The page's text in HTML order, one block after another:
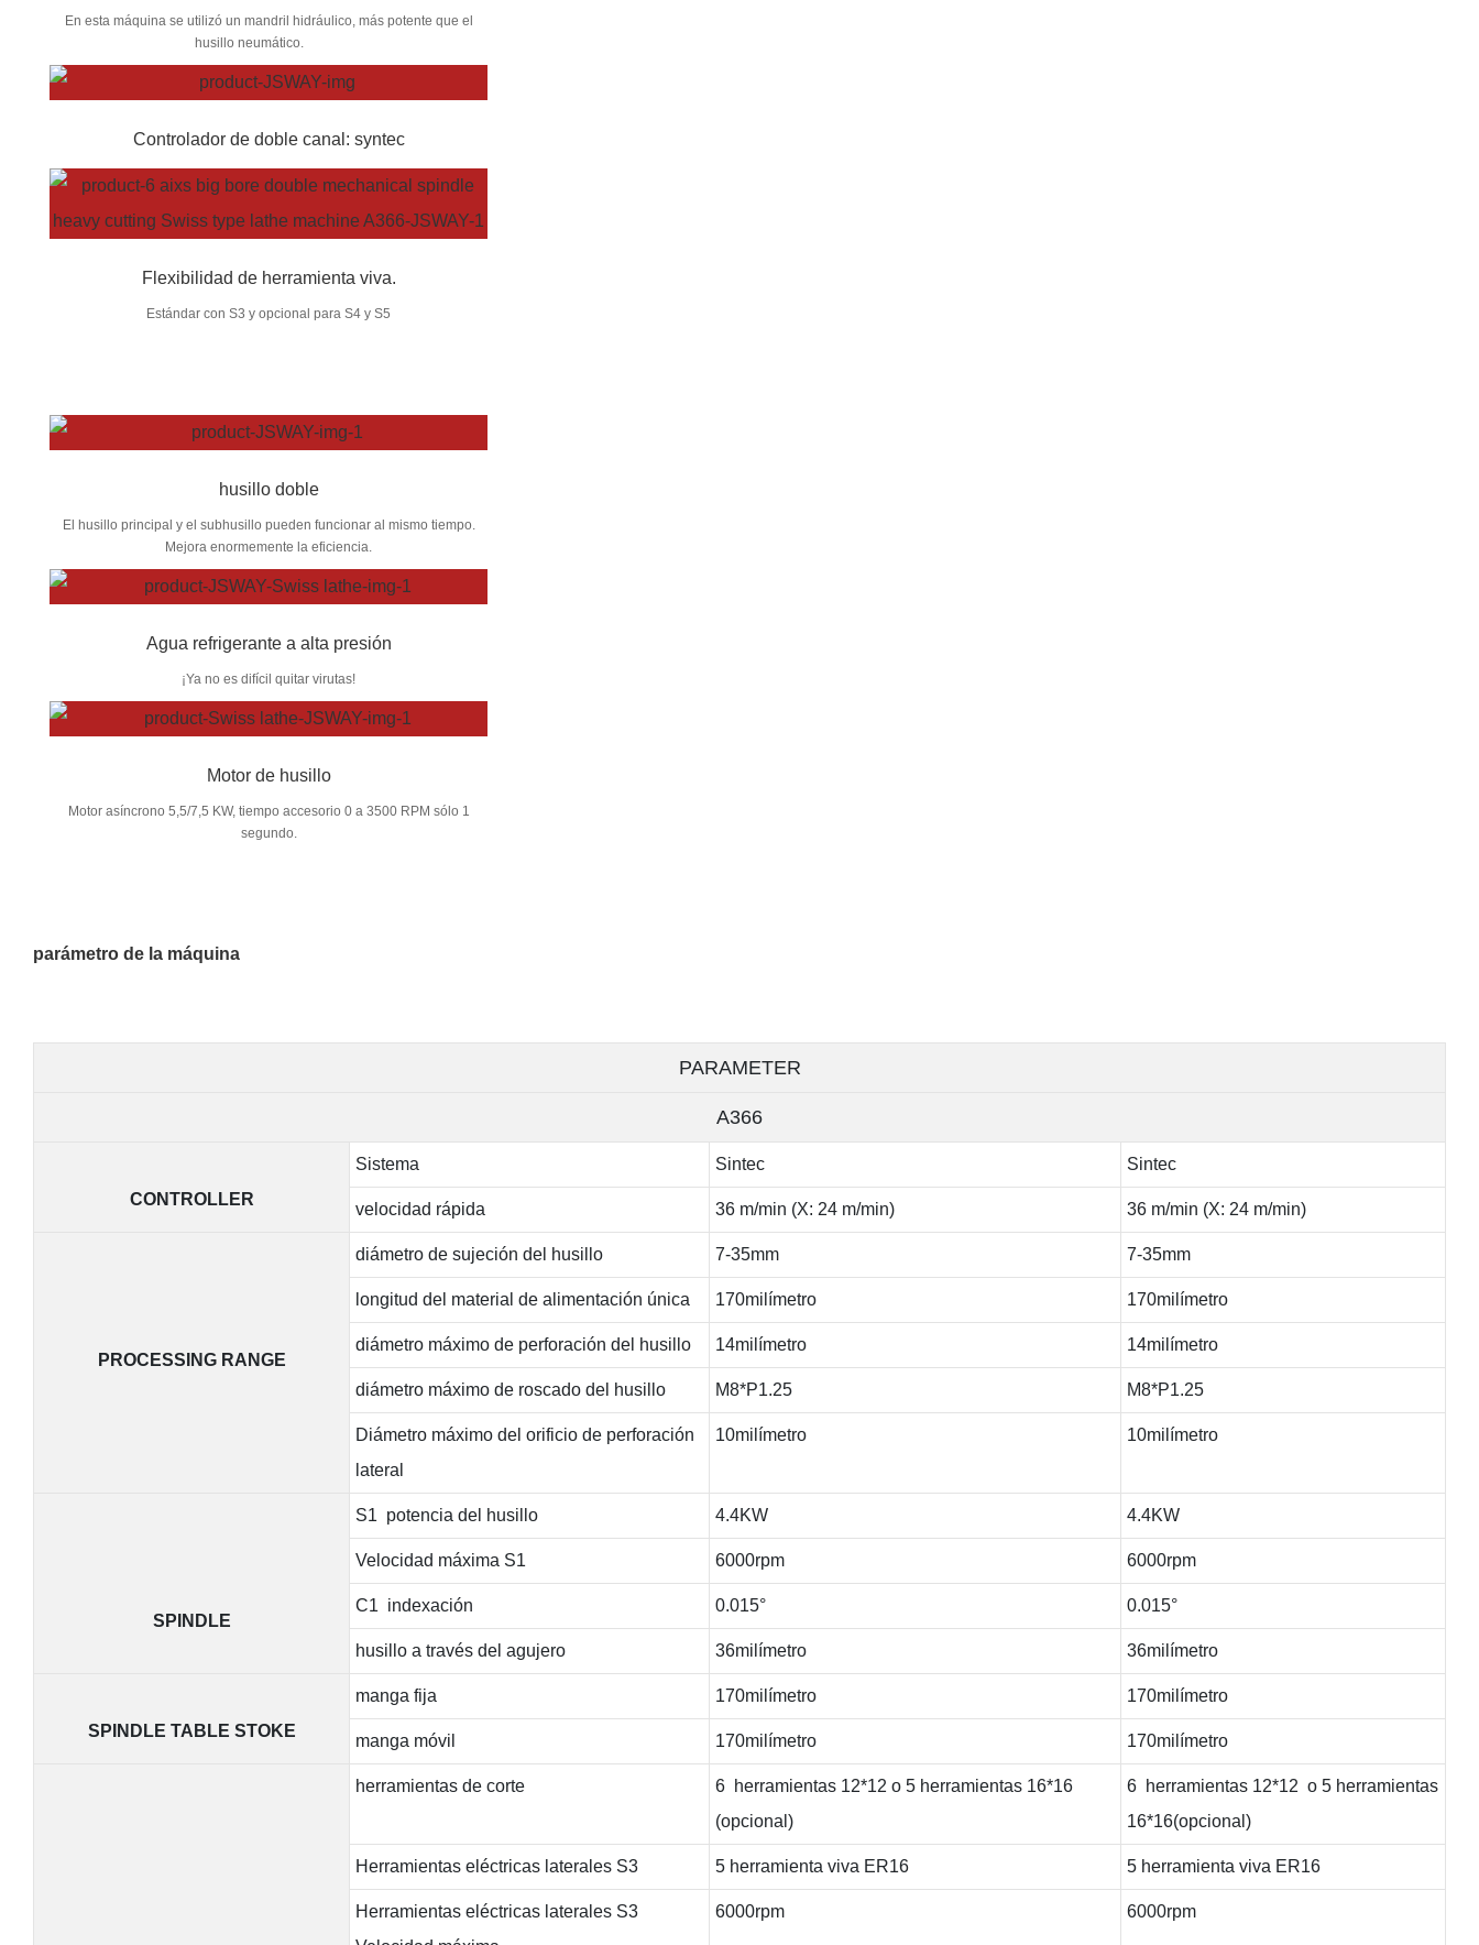
En esta máquina se utilizó un mandril hidráulico, más potente que el
husillo neumático.
Controlador de doble canal: syntec
Flexibilidad de herramienta viva.
Estándar con S3 y opcional para S4 y S5
husillo doble
El husillo principal y el subhusillo pueden funcionar al mismo tiempo.
Mejora enormemente la eficiencia.
Agua refrigerante a alta presión
¡Ya no es difícil quitar virutas!
Motor de husillo
Motor asíncrono 5,5/7,5 KW, tiempo accesorio 0 a 3500 RPM sólo 1
segundo.
parámetro de la máquina
PARAMETER
A366
CONTROLLER
Sistema Sintec Sintec
velocidad rápida 36 m/min (X: 24 m/min) 36 m/min (X: 24 m/min)
PROCESSING RANGE
diámetro de sujeción del husillo 7-35mm 7-35mm
longitud del material de alimentación única 170milímetro 170milímetro
diámetro máximo de perforación del husillo 14milímetro 14milímetro
diámetro máximo de roscado del husillo M8*P1.25 M8*P1.25
Diámetro máximo del orificio de perforación
lateral
10milímetro 10milímetro
SPINDLE
S1 potencia del husillo 4.4KW 4.4KW
Velocidad máxima S1 6000rpm 6000rpm
C1 indexación 0.015° 0.015°
husillo a través del agujero 36milímetro 36milímetro
SPINDLE TABLE STOKE
manga fija 170milímetro 170milímetro
manga móvil 170milímetro 170milímetro
herramientas de corte
6 herramientas 12*12 o 5 herramientas 16*16
(opcional)
6 herramientas 12*12 o 5 herramientas
16*16(opcional)
Herramientas eléctricas laterales S3 5 herramienta viva ER16 5 herramienta viva ER16
Herramientas eléctricas laterales S3
6000rpm 6000rpm